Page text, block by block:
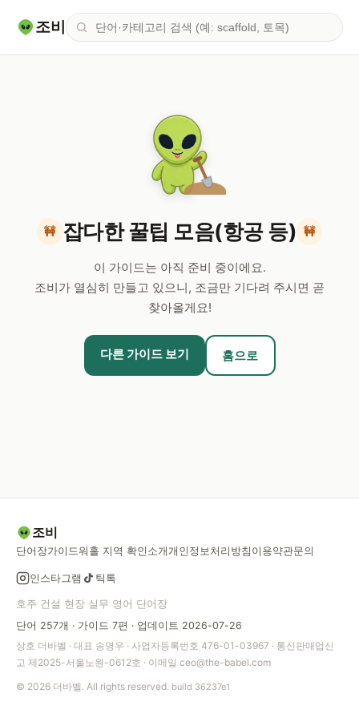
조비
잡다한 꿀팁 모음(항공 등)
이 가이드는 아직 준비 중이에요.
조비가 열심히 만들고 있으니, 조금만 기다려 주시면 곧
찾아올게요!
다른 가이드 보기 홈으로
조비
단어장가이드워홀 지역 확인소개개인정보처리방침이용약관문의
인스타그램
틱톡
호주 건설 현장 실무 영어 단어장
단어 257개 · 가이드 7편 · 업데이트 2026-07-26
상호 더바벨 · 대표 송명우 · 사업자등록번호 476-01-03967 · 통신판매업신
고 제2025-서울노원-0612호 · 이메일 ceo@the-babel.com
© 2026 더바벨. All rights reserved. build 36237e1